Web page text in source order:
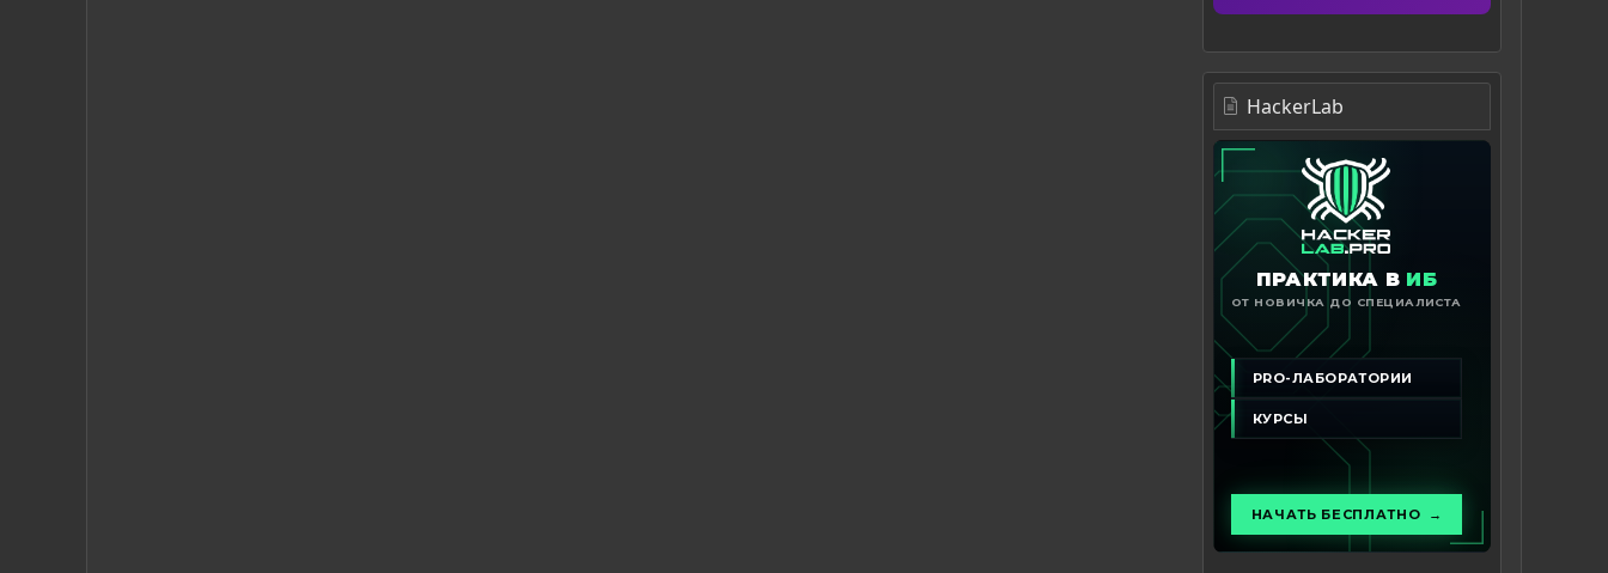
HackerLab